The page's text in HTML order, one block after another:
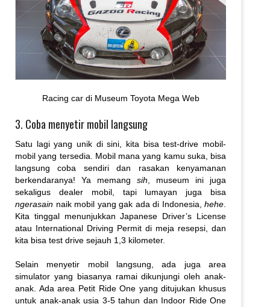
Racing car di Museum Toyota Mega Web
3. Coba menyetir mobil langsung
Satu lagi yang unik di sini, kita bisa test-drive mobil-
mobil yang tersedia. Mobil mana yang kamu suka, bisa
langsung coba sendiri dan rasakan kenyamanan
berkendaranya! Ya memang sih , museum ini juga
sekaligus dealer mobil, tapi lumayan juga bisa
ngerasain naik mobil yang gak ada di Indonesia, hehe
Kita tinggal menunjukkanJapanese Driver’s License
atau International Driving Permit di meja resepsi, dan
kita bisa test drive sejauh 1,3 kilometer.
Selain menyetir mobil langsung, ada juga area
simulator yang biasanya ramai dikunjungi oleh anak-
anak. Ada area Petit Ride One yang ditujukan khusus
untuk anak-anak usia 3-5 tahun dan Indoor Ride One